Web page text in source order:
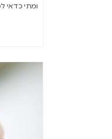
ומתי כדאי